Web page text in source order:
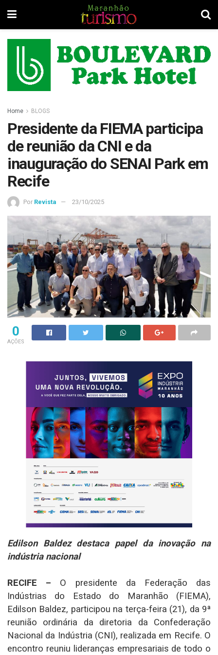
Home BLOGS
Presidente da FIEMA participa
de reunião da CNI e da
inauguração do SENAI Park em
Recife
Por Revista 23/10/2025
0
AÇÕES
Edilson Baldez destaca papel da inovação na
indústria nacional
RECIFE – O presidente da Federação das
Indústrias do Estado do Maranhão (FIEMA),
Edilson Baldez, participou na terça-feira (21), da 9ª
reunião ordinária da diretoria da Confederação
Nacional da Indústria (CNI), realizada em Recife. O
encontro reuniu lideranças empresariais de todo o